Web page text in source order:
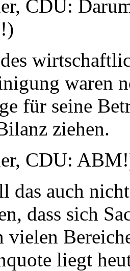
CDU:
waren
für seine
ziehen.
CDU:
das auch
dass sich
vielen
liegt